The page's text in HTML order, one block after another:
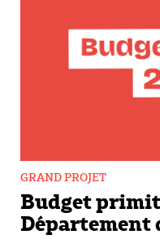
Budget
Département
GRAND PROJET